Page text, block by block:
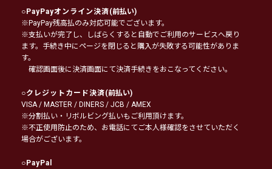
○PayPayオンライン決済(前払い)
※PayPay残高払のみ対応可能でございます。
※支払いが完了し、しばらくすると自動でご利用のサービスへ戻り
ます。手続き中にページを閉じると購入が失敗する可能性がありま
す。
確認画面後に決済画面にて決済手続きをおこなってください。
○クレジットカード決済(前払い)
VISA / MASTER / DINERS / JCB / AMEX
※分割払い・リボルビング払いもご利用頂けます。
※不正使用防止のため、お電話にてご本人様確認をさせていただく
場合がございます。
○PayPal